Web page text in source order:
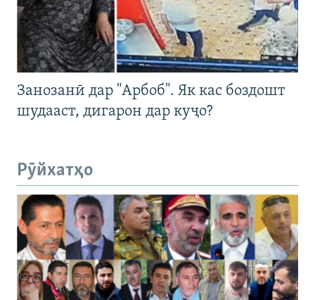
Занозанӣ дар "Арбоб". Як кас боздошт
шудааст, дигарон дар куҷо?
Рӯйхатҳо